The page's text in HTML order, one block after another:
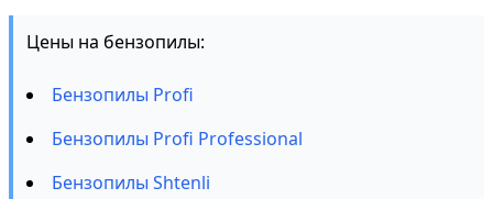
Цены на бензопилы:
Бензопилы Profi
Бензопилы Profi Professional
Бензопилы Shtenli